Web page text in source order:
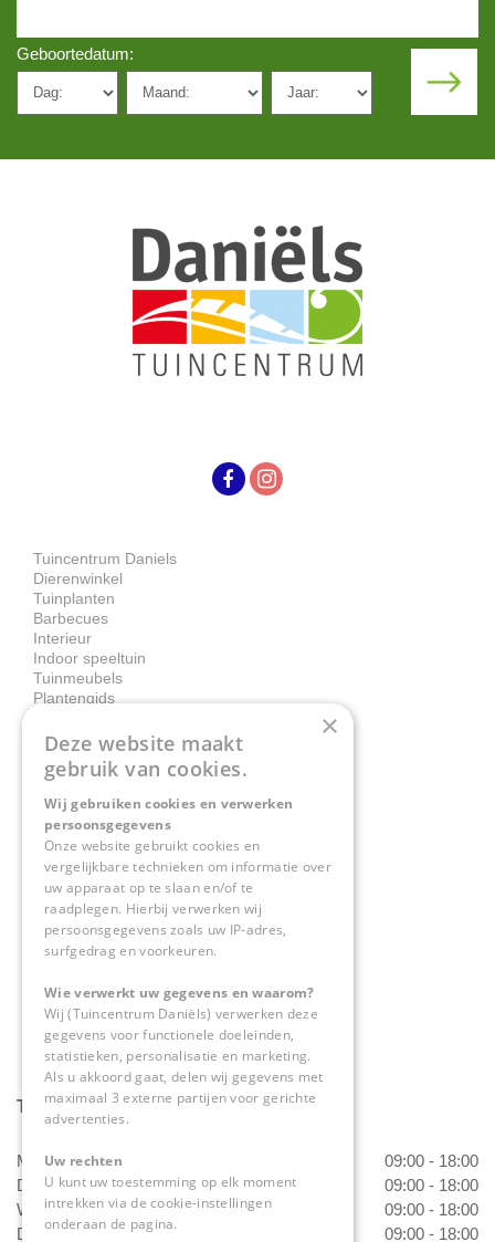
Geboortedatum:
Tuincentrum Daniels
Dierenwinkel
Tuinplanten
Barbecues
Interieur
Indoor speeltuin
Tuinmeubels
Plantengids
Contact
Tuincentrum Daniëls
Herkenbosserweg 4
6063 NL Vlodrop
0475-534298
info@tuincentrumdaniels.nl
Tuincentrum Daniëls
Maandag
09:00 - 18:00
Dinsdag
09:00 - 18:00
Woensdag
09:00 - 18:00
Donderdag
09:00 - 18:00
×
Deze website maakt
gebruik van cookies.
Wij gebruiken cookies en verwerken
persoonsgegevens
Onze website gebruikt cookies en
vergelijkbare technieken om informatie over
uw apparaat op te slaan en/of te
raadplegen. Hierbij verwerken wij
persoonsgegevens zoals uw IP-adres,
surfgedrag en voorkeuren.
Wie verwerkt uw gegevens en waarom?
Wij (Tuincentrum Daniëls) verwerken deze
gegevens voor functionele doeleinden,
statistieken, personalisatie en marketing.
Als u akkoord gaat, delen wij gegevens met
maximaal 3 externe partijen voor gerichte
advertenties.
Uw rechten
U kunt uw toestemming op elk moment
intrekken via de cookie-instellingen
onderaan de pagina.